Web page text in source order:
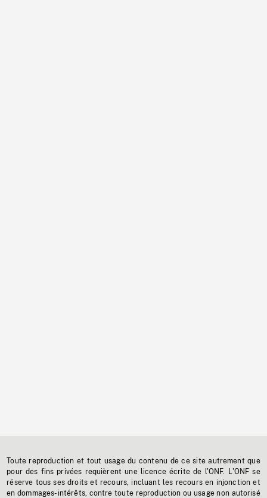
Toute reproduction et tout usage du contenu de ce site autrement que
pour des fins privées requièrent une licence écrite de l'ONF. L'ONF se
réserve tous ses droits et recours, incluant les recours en injonction et
en dommages-intérêts, contre toute reproduction ou usage non autorisé